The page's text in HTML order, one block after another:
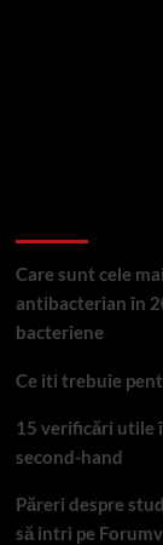
Care sunt cele
antibacterian în
bacteriene
Ce iti trebuie
15 verificări utile
second-hand
Păreri despre
să intri pe